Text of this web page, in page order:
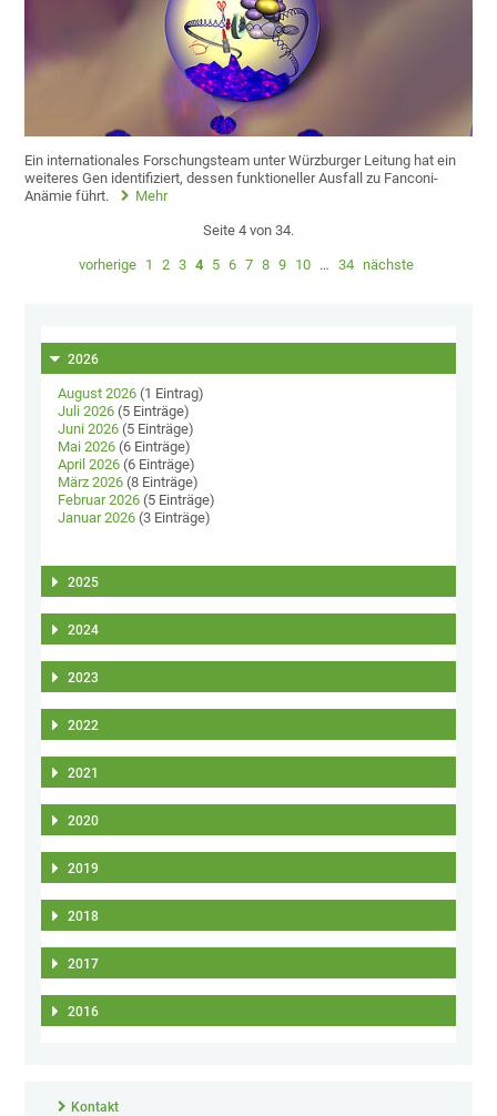
Ein internationales Forschungsteam unter Würzburger Leitung hat ein
weiteres Gen identifiziert, dessen funktioneller Ausfall zu Fanconi-
Anämie führt.
Mehr
Seite 4 von 34.
vorherige 1 2 3 4 5 6 7 8 9 10 … 34 nächste
2026
August 2026 (1 Eintrag)
Juli 2026 (5 Einträge)
Juni 2026 (5 Einträge)
Mai 2026 (6 Einträge)
April 2026 (6 Einträge)
März 2026 (8 Einträge)
Februar 2026 (5 Einträge)
Januar 2026 (3 Einträge)
2025
2024
2023
2022
2021
2020
2019
2018
2017
2016
Kontakt